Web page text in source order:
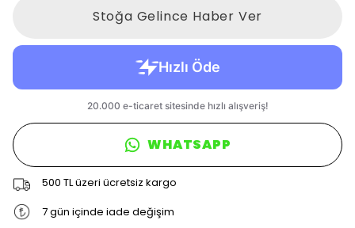
Stoğa Gelince Haber Ver
WHATSAPP
500 TL üzeri ücretsiz kargo
7 gün içinde iade değişim